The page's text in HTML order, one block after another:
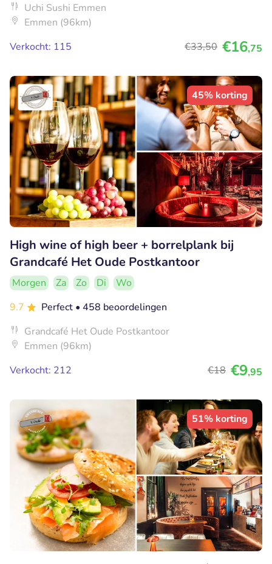
Uchi Sushi Emmen
Emmen (96km)
Verkocht: 115
€33,50 €16,75
45% korting
High wine of high beer + borrelplank bij
Grandcafé Het Oude Postkantoor
Morgen Za Zo Di
Wo
9.7
Perfect • 458 beoordelingen
Grandcafé Het Oude Postkantoor
Emmen (96km)
Verkocht: 212
€18 €9,95
51% korting